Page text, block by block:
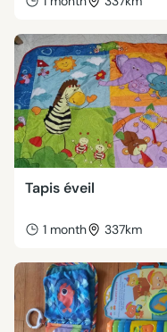
Tapis éveil
1 month 337km